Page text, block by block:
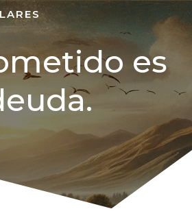
es